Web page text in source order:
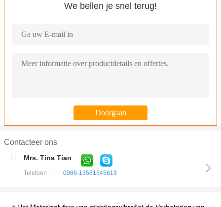
We bellen je snel terug!
Contacteer ons
Mrs. Tina Tian
Telefoon : 0086-13581545619